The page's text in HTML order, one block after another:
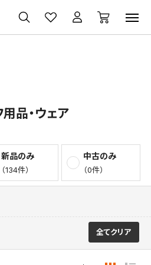
買取
無料査定
クーポン
一覧
品・ウェア
新品のみ
（134件）
中古のみ
（0件）
全てクリア